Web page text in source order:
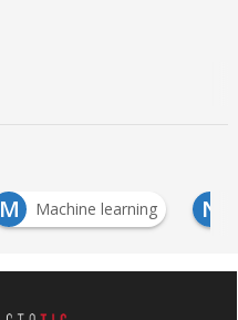
Machine learning N